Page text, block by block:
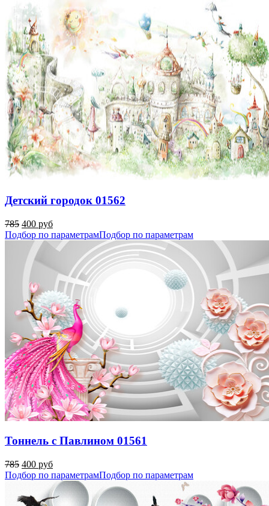
Детский городок 01562
785 400 руб
Подбор по параметрамПодбор по параметрам
Тоннель с Павлином 01561
785 400 руб
Подбор по параметрамПодбор по параметрам